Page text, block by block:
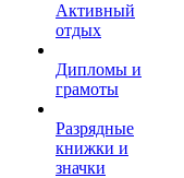
Активный
отдых
Дипломы и
грамоты
Разрядные
книжки и
значки